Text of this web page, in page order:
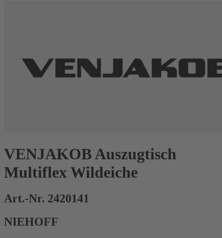
VENJAKOB Auszugtisch
Multiflex Wildeiche
Art.-Nr. 2420141
NIEHOFF